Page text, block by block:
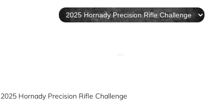
—
2025 Hornady Precision Rifle Challenge